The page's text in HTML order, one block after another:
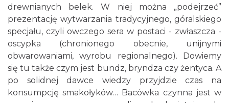
drewnianych belek. W niej można „podejrzeć”
prezentację wytwarzania tradycyjnego, góralskiego
specjału, czyli owczego sera w postaci - zwłaszcza -
oscypka (chronionego obecnie, unijnymi
obwarowaniami, wyrobu regionalnego). Dowiemy
się tu także czym jest bundz, bryndza czy żentyca. A
po solidnej dawce wiedzy przyjdzie czas na
konsumpcję smakołyków… Bacówka czynna jest w